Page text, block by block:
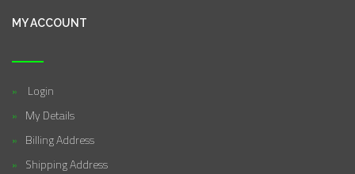
MY ACCOUNT
Login
My Details
Billing Address
Shipping Address